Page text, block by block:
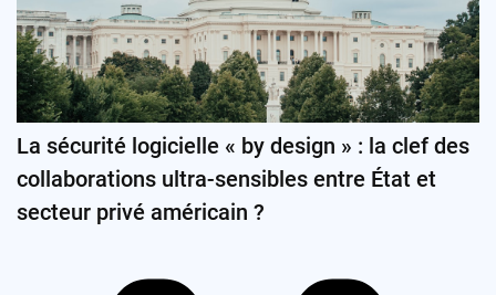
La sécurité logicielle « by design » : la clef des
collaborations ultra-sensibles entre État et
secteur privé américain ?